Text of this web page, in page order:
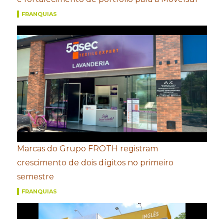
FRANQUIAS
Marcas do Grupo FROTH registram
crescimento de dois dígitos no primeiro
semestre
FRANQUIAS